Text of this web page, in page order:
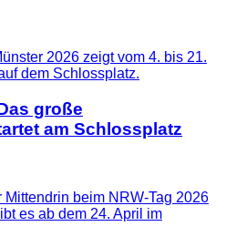
große
am Schlossplatz